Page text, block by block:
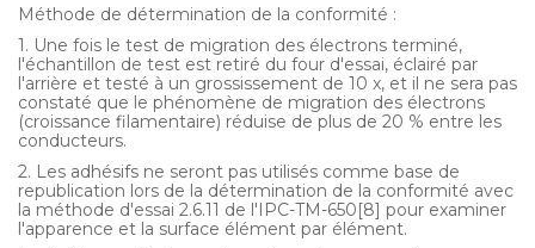
Méthode de détermination de la conformité :
1. Une fois le test de migration des électrons terminé,
l'échantillon de test est retiré du four d'essai, éclairé par
l'arrière et testé à un grossissement de 10 x, et il ne sera pas
constaté que le phénomène de migration des électrons
(croissance filamentaire) réduise de plus de 20 % entre les
conducteurs.
2. Les adhésifs ne seront pas utilisés comme base de
republication lors de la détermination de la conformité avec
la méthode d'essai 2.6.11 de l'IPC-TM-650[8] pour examiner
l'apparence et la surface élément par élément.